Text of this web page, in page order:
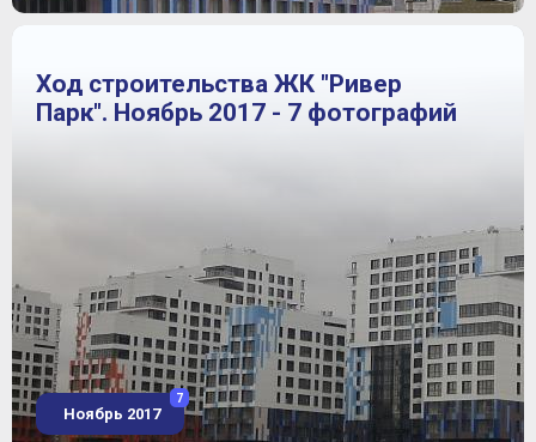
Ход строительства ЖК "Ривер
Парк". Ноябрь 2017 - 7 фотографий
Ноябрь 2017
7